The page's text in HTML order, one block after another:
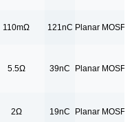
110mΩ 121nC Planar
5.5Ω 39nC Planar
2Ω 19nC Planar